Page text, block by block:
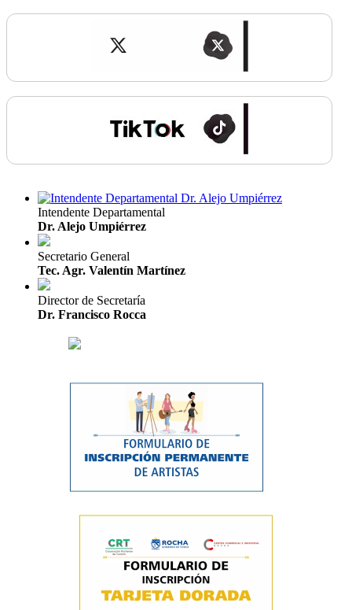
Intendente Departamental
Dr. Alejo Umpiérrez
Secretario General
Tec. Agr. Valentín Martínez
Director de Secretaría
Dr. Francisco Rocca